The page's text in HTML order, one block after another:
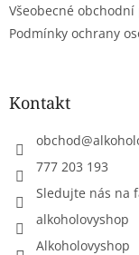
Všeobecné
Podmínky ochrany
Kontakt
obchod@
777 203 193
Sledujte nás na
alkoholovyshop
Alkoholovyshop